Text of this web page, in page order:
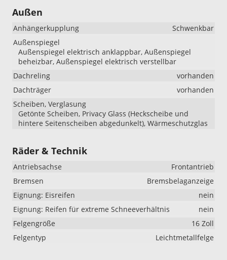
Außen
Anhängerkupplung
Schwenkbar
Außenspiegel
Außenspiegel elektrisch anklappbar, Außenspiegel
beheizbar, Außenspiegel elektrisch verstellbar
Dachreling
vorhanden
Dachträger
vorhanden
Scheiben, Verglasung
Getönte Scheiben, Privacy Glass (Heckscheibe und
hintere Seitenscheiben abgedunkelt), Wärmeschutzglas
Räder & Technik
Antriebsachse
Frontantrieb
Bremsen
Bremsbelaganzeige
Eignung: Eisreifen
nein
Eignung: Reifen für extreme Schneeverhältnis
nein
Felgengröße
16 Zoll
Felgentyp
Leichtmetallfelge